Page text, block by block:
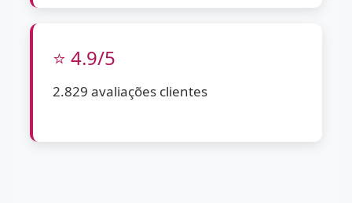
⭐ 4.9/5
2.829 avaliações clientes